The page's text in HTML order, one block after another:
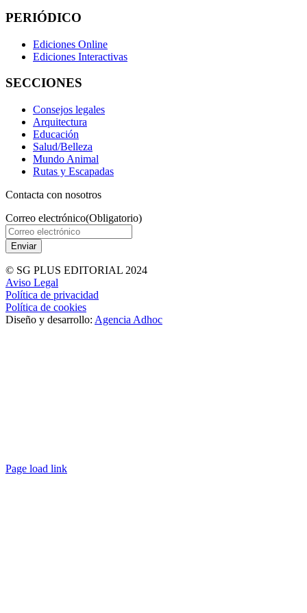
PERIÓDICO
Ediciones Online
Ediciones Interactivas
SECCIONES
Consejos legales
Arquitectura
Educación
Salud/Belleza
Mundo Animal
Rutas y Escapadas
Contacta con nosotros
Correo electrónico(Obligatorio)
© SG PLUS EDITORIAL 2024
Aviso Legal
Política de privacidad
Política de cookies
Diseño y desarrollo: Agencia Adhoc
Page load link